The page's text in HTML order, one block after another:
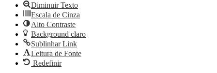
Diminuir Texto
Escala de Cinza
Alto Contraste
Background claro
Sublinhar Link
Leitura de Fonte
Redefinir